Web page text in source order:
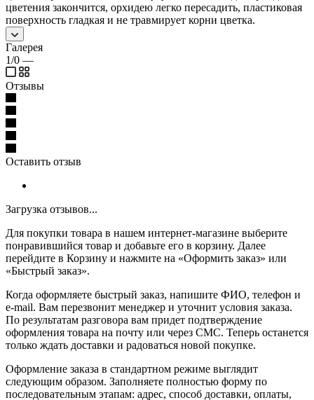
цветения закончится, орхидею легко пересадить, пластиковая
поверхность гладкая и не травмирует корни цветка.
Галерея
1/0 —
Отзывы
Оставить отзыв
Загрузка отзывов...
Для покупки товара в нашем интернет-магазине выберите
понравившийся товар и добавьте его в корзину. Далее
перейдите в Корзину и нажмите на «Оформить заказ» или
«Быстрый заказ».
Когда оформляете быстрый заказ, напишите ФИО, телефон и
e-mail. Вам перезвонит менеджер и уточнит условия заказа.
По результатам разговора вам придет подтверждение
оформления товара на почту или через СМС. Теперь останется
только ждать доставки и радоваться новой покупке.
Оформление заказа в стандартном режиме выглядит
следующим образом. Заполняете полностью форму по
последовательным этапам: адрес, способ доставки, оплаты,